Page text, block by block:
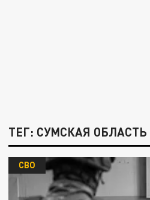
ТЕГ: СУМСКАЯ ОБЛАСТЬ
СВО